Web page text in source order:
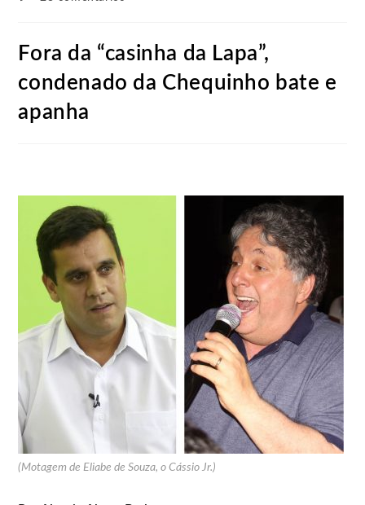
Fora da “casinha da Lapa”,
condenado da Chequinho bate e
apanha
(Motagem de Eliabe de Souza, o Cássio Jr.)